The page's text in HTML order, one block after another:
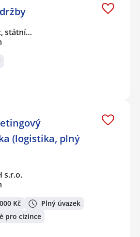
státní…
(logistika, plný
s.r.o.
Kč
Plný úvazek
pro cizince